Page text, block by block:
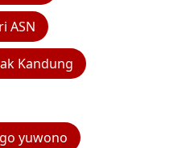
ASN
Kandung
yuwono